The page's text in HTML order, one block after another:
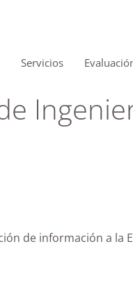
Servicios
de información a la